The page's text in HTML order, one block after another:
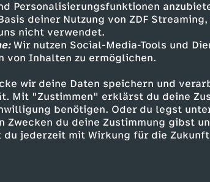
Personalisierungsfunktionen
deiner Nutzung von ZDF Streaming,
nicht verwendet.
Wir nutzen Social-Media-Tools und
von Inhalten zu ermöglichen.
wir deine Daten speichern und
Mit "Zustimmen" erklärst du deine
benötigen. Oder du legst
du deine Zustimmung gibst
jederzeit mit Wirkung für die
Untertitel Taylors Welt